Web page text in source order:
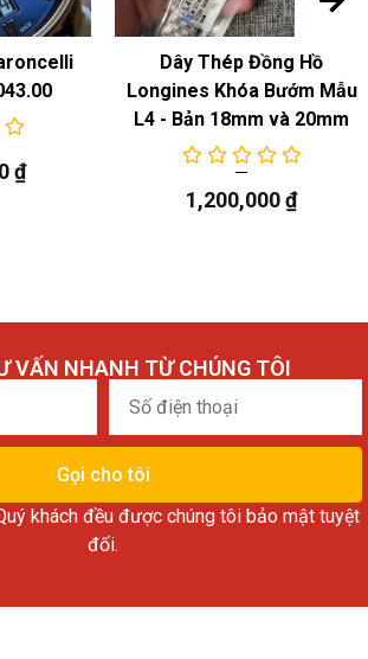
₫
Dây Thép Đồng Hồ
Longines Khóa Bướm Mẫu
L4 - Bản 18mm và 20mm
1,200,000₫
VẤN NHANH TỪ CHÚNG TÔI
điện
thoại
Gọi cho tôi
khách đều được chúng tôi bảo mật tuyệt
đối.